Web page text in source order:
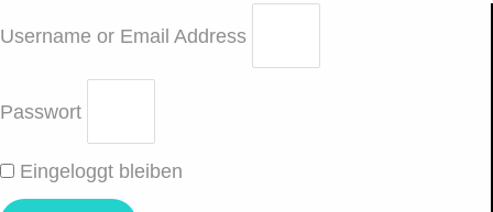
Username or Email Address
Passwort
Eingeloggt bleiben